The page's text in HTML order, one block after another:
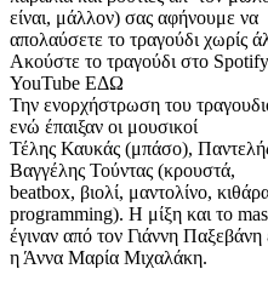
είναι, μάλλον) σας αφήνουμε να
απολαύσετε το τραγούδι χωρίς
Ακούστε το τραγούδι στο
YouTube ΕΔΩ
Την ενορχήστρωση του
ενώ έπαιξαν οι μουσικοί
Τέλης Καυκάς (μπάσο),
Βαγγέλης Τούντας (κρουστά,
beatbox, βιολί, μαντολίνο,
programming). Η μίξη και το
έγιναν από τον Γιάννη Παξεβάνη
η Άννα Μαρία Μιχαλάκη.